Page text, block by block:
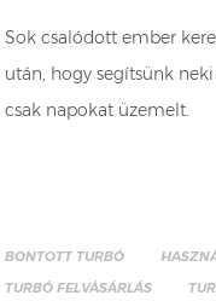
Sok csalódott ember
után, hogy segítsünk
csak napokat üzemelt.
BONTOTT TURBÓ
TURBÓ FELVÁSÁRLÁS